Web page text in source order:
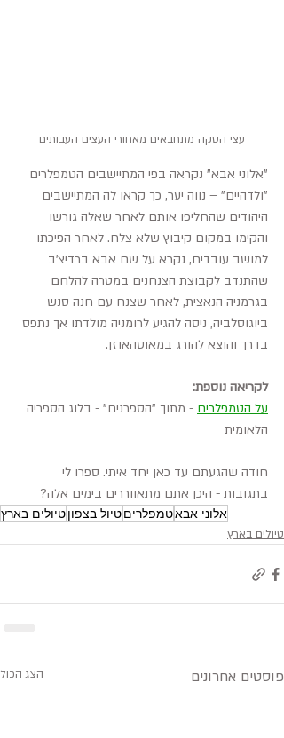
עצי הסקה מתחבאים מאחורי העצים העבותים
"אלוני אבא" נקראה בפי המתיישבים הטמפלרים
"ולדהיים" – נווה יער, כך קראו לה המתיישבים
היהודים שהחליפו אותם לאחר שאלה גורשו
והקימו במקום קיבוץ שלא צלח. לאחר הפיכתו
למושב עובדים, נקרא על שם אבא ברדיצ'ב
שהתנדב לקבוצת הצנחנים במטרה להלחם
בגרמניה הנאצית, לאחר שצנח עם חנה סנש
ביוגוסלביה, ניסה להגיע לרומניה מולדתו אך נתפס
בדרך והוצא להורג במאוטהאוזן.
לקריאה נוספת:
על הטמפלרים - מתוך "הספרנים" - בלוג הספריה
הלאומית
חודה שהגעתם עד כאן יחד איתי. ספרו לי
בתגובות - היכן אתם מתאווררים בימים אלה?
אלוני אבאטמפלריםטיול בצפוןטיולים בארץ
טיולים בארץ
פוסטים אחרונים הצג הכול